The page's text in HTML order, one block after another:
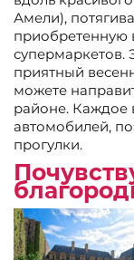
Амели),
супермаркетов.
приятный
можете
районе. Каждое
автомобилей,
прогулки.